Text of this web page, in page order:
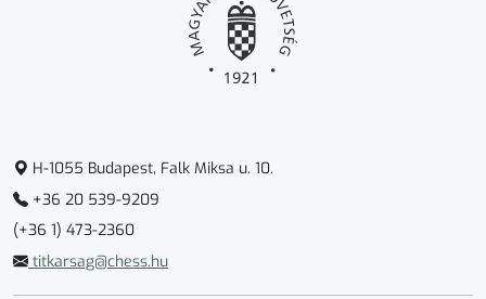
H-1055 Budapest, Falk Miksa u. 10.
+36 20 539-9209
(+36 1) 473-2360
titkarsag@chess.hu